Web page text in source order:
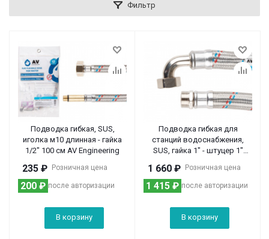
Фильтр
Подводка гибкая, SUS,
иголка м10 длинная - гайка
1/2" 100 см AV Engineering
Розничная цена
235 ₽
после авторизации
200 ₽
В корзину
Подводка гибкая для
станций водоснабжения,
SUS, гайка 1" - штуцер 1"
Розничная цена
1 660 ₽
после авторизации
1 415 ₽
В корзину